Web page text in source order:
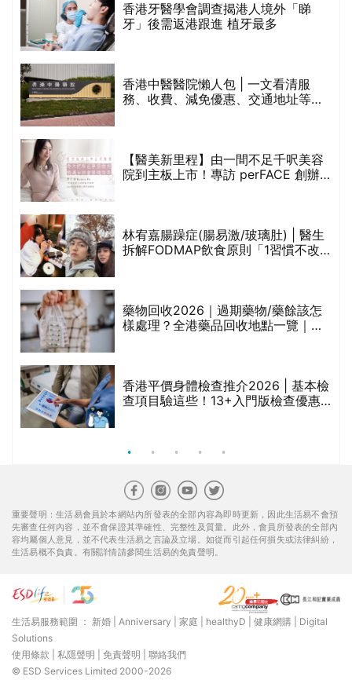
香港牙醫學會調查揭港人境外「睇
牙」後需返港跟進 植牙最多
香港中醫醫院懶人包 | 一文看清服
務、收費、減免優惠、交通地址等
【醫美新里程】由一間不足千呎美容
院到主板上市！專訪 perFACE 創辦
林宥嘉腸躁症(腸易激/玻璃肚) | 醫生
拆解FODMAP飲食原則「1習慣不改
藥物回收2026｜過期藥物/藥餘該怎
樣處理？全港藥品回收地點一覽｜屈
香港平價身體檢查推介2026 | 基本檢
查項目驗這些！13+入門版檢查優惠
重要聲明：生活易會員於本網站內所發表的全部內容為即時更新，因此生活易不會預
先審查任何內容，並不會保證其準確性、完整性及質量。此外，會員所發表的全部內
容均屬個人意見，並不代表生活易之言論及立場。如從而引起任何損失或法律糾紛，
生活易概不負責。有關詳情請參閱生活易的免責聲明。
生活易服務範圍 ： 新婚 Anniversary 家庭 healthyD 健康網購
Digital
Solutions
使用條款
私隱聲明 免責聲明
聯絡我們
© ESD Services Limited 2000-2026